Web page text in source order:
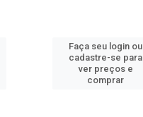
Faça seu login ou
cadastre-se para
ver preços e
comprar